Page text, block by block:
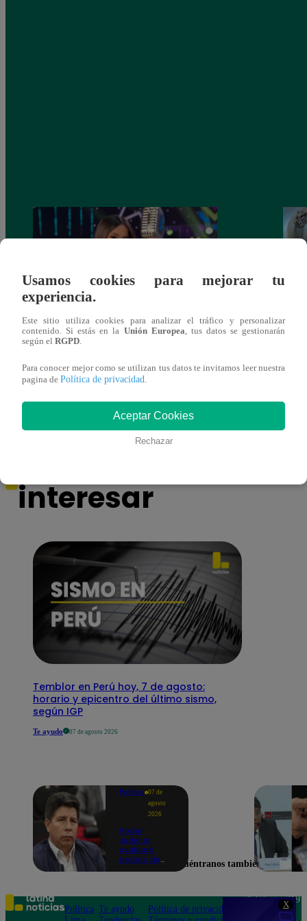
X
¡Imitadora de Laura Pausini se consagró
También te puede
interesar
Temblor en Perú hoy, 7 de agosto:
horario y epicentro del último sismo,
según IGP
Te ayudo 07 de agosto 2026
Política 07 de
agosto
2026
Poder
Judicial
evaluará
pedido de
Pedro
Castillo
Usamos cookies para mejorar tu
experiencia.
Este sitio utiliza cookies para analizar el tráfico y personalizar
contenido. Si estás en la Unión Europea, tus datos se gestionarán
según el RGPD.
Para conocer mejor como se utilizan tus datos te invitamos leer nuestra
pagina de Política de privacidad.
Aceptar Cookies
Rechazar
Encuéntranos también en
Política Te ayudo
Política de privacidad
Teléfono: 219